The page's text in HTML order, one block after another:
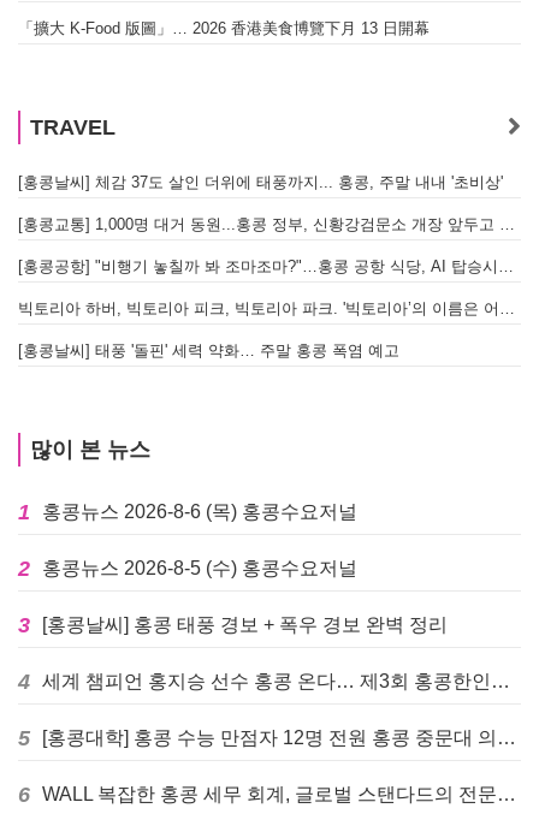
「擴大 K-Food 版圖」… 2026 香港美食博覽下月 13 日開幕
TRAVEL
[홍콩날씨] 체감 37도 살인 더위에 태풍까지... 홍콩, 주말 내내 '초비상'
[홍콩교통] 1,000명 대거 동원...홍콩 정부, 신황강검문소 개장 앞두고 실전 훈련 돌입
[홍콩공항] "비행기 놓칠까 봐 조마조마?"…홍콩 공항 식당, AI 탑승시간 계산해 메뉴 추천해 준다
빅토리아 하버, 빅토리아 피크, 빅토리아 파크. '빅토리아’의 이름은 어떻게 온 걸까? - [이승권 원장의 생활칼럼]
[홍콩날씨] 태풍 '돌핀' 세력 약화… 주말 홍콩 폭염 예고
많이 본 뉴스
1 홍콩뉴스 2026-8-6 (목) 홍콩수요저널
2 홍콩뉴스 2026-8-5 (수) 홍콩수요저널
3 [홍콩날씨] 홍콩 태풍 경보 + 폭우 경보 완벽 정리
4 세계 챔피언 홍지승 선수 홍콩 온다… 제3회 홍콩한인팔씨름대회 9월 12일 개최
5 [홍콩대학] 홍콩 수능 만점자 12명 전원 홍콩 중문대 의대 진학
6 WALL 복잡한 홍콩 세무 회계, 글로벌 스탠다드의 전문가들이 답을 드립니다! - 법인설립, 회계, 감사